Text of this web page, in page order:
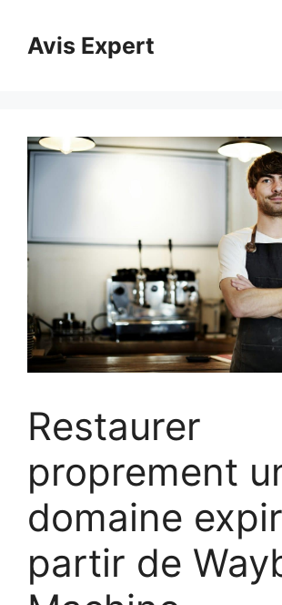
contenuAvis Expert
Restaurer
proprement
domaine
partir de